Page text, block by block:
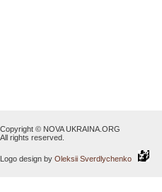
Copyright © NOVA UKRAINA.ORG
All rights reserved.
Logo design by Oleksii Sverdlychenko